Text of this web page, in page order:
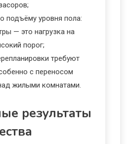
подъёму уровня пола:
— это нагрузка на
порог;
требуют
с переносом
жилыми комнатами.
результаты